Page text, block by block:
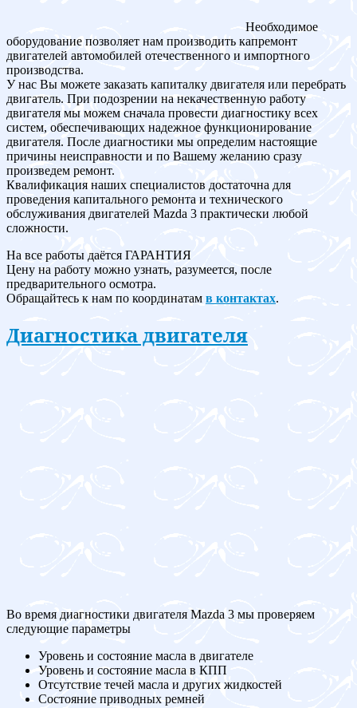
Необходимое
оборудование позволяет нам производить капремонт
двигателей автомобилей отечественного и импортного
производства.
У нас Вы можете заказать капиталку двигателя или перебрать
двигатель. При подозрении на некачественную работу
двигателя мы можем сначала провести диагностику всех
систем, обеспечивающих надежное функционирование
двигателя. После диагностики мы определим настоящие
причины неисправности и по Вашему желанию сразу
произведем ремонт.
Квалификация наших специалистов достаточна для
проведения капитального ремонта и технического
обслуживания двигателей Mazda 3 практически любой
сложности.
На все работы даётся ГАРАНТИЯ
Цену на работу можно узнать, разумеется, после
предварительного осмотра.
Обращайтесь к нам по координатам в контактах.
Диагностика двигателя
Во время диагностики двигателя Mazda 3 мы проверяем
следующие параметры
Уровень и состояние масла в двигателе
Уровень и состояние масла в КПП
Отсутствие течей масла и других жидкостей
Состояние приводных ремней